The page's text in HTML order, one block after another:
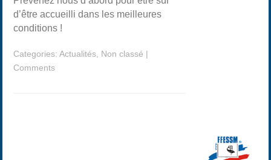
d’être accueilli dans les meilleures
conditions !
Categories:Actualités Non classé |
Comments